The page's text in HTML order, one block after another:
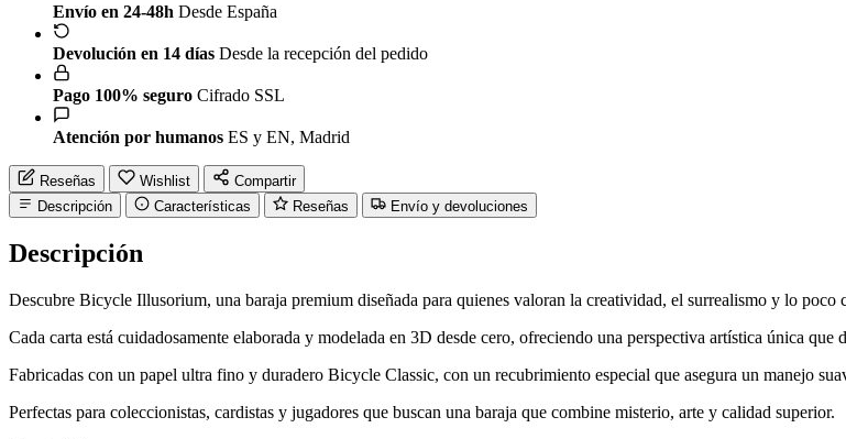
Envío en 24-48h Desde España
Devolución en 14 días Desde la recepción del pedido
Pago 100% seguro Cifrado SSL
Atención por humanos ES y EN, Madrid
Reseñas Wishlist
Compartir
Descripción
Características Reseñas Envío y devoluciones
Descripción
Descubre Bicycle Illusorium, una baraja premium diseñada para quienes valoran la creatividad, el surrealismo y lo poco
Cada carta está cuidadosamente elaborada y modelada en 3D desde cero, ofreciendo una perspectiva artística única que
Fabricadas con un papel ultra fino y duradero Bicycle Classic, con un recubrimiento especial que asegura un manejo
Perfectas para coleccionistas, cardistas y jugadores que buscan una baraja que combine misterio, arte y calidad superior.